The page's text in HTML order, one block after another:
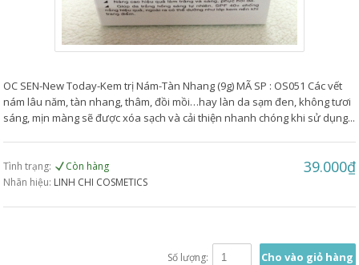
OC SEN-New Today-Kem trị Nám-Tàn Nhang (9g) MÃ SP : OS051 Các vết
nám lâu năm, tàn nhang, thâm, đồi mồi…hay làn da sạm đen, không tươi
sáng, mịn màng sẽ được xóa sạch và cải thiện nhanh chóng khi sử dụng...
Tình trạng:
Còn hàng
Nhãn hiệu: LINH CHI COSMETICS
39.000₫
Cho vào giỏ hàng
Số lượng: